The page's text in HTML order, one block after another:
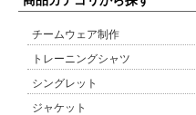
チームウェア制作
トレーニングシャツ
シングレット
ジャケット